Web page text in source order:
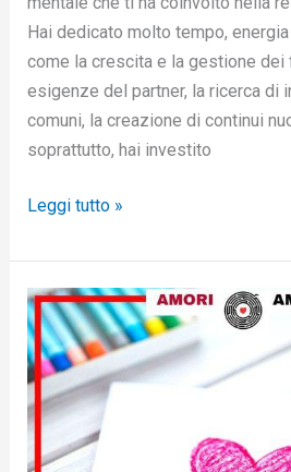
Hai dedicato molto tempo,
come la crescita e la gestione dei
esigenze del partner, la ricerca di
comuni, la creazione di continui
soprattutto, hai investito
Leggi tutto »
La
vittima
del
manipolatore
affettivo